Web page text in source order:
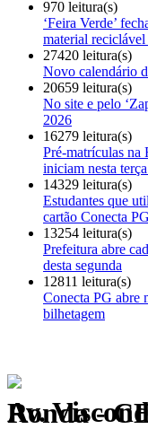
970 leitura(s)
‘Feira Verde’
material
27420 leitura(s)
Novo calendário
20659 leitura(s)
No site e pelo
2026
16279 leitura(s)
Pré-matrículas na
iniciam nesta
14329 leitura(s)
Estudantes que
cartão Conecta PG
13254 leitura(s)
Prefeitura abre
desta segunda
12811 leitura(s)
Conecta PG abre
bilhetagem
Av. Visconde de Taunay,